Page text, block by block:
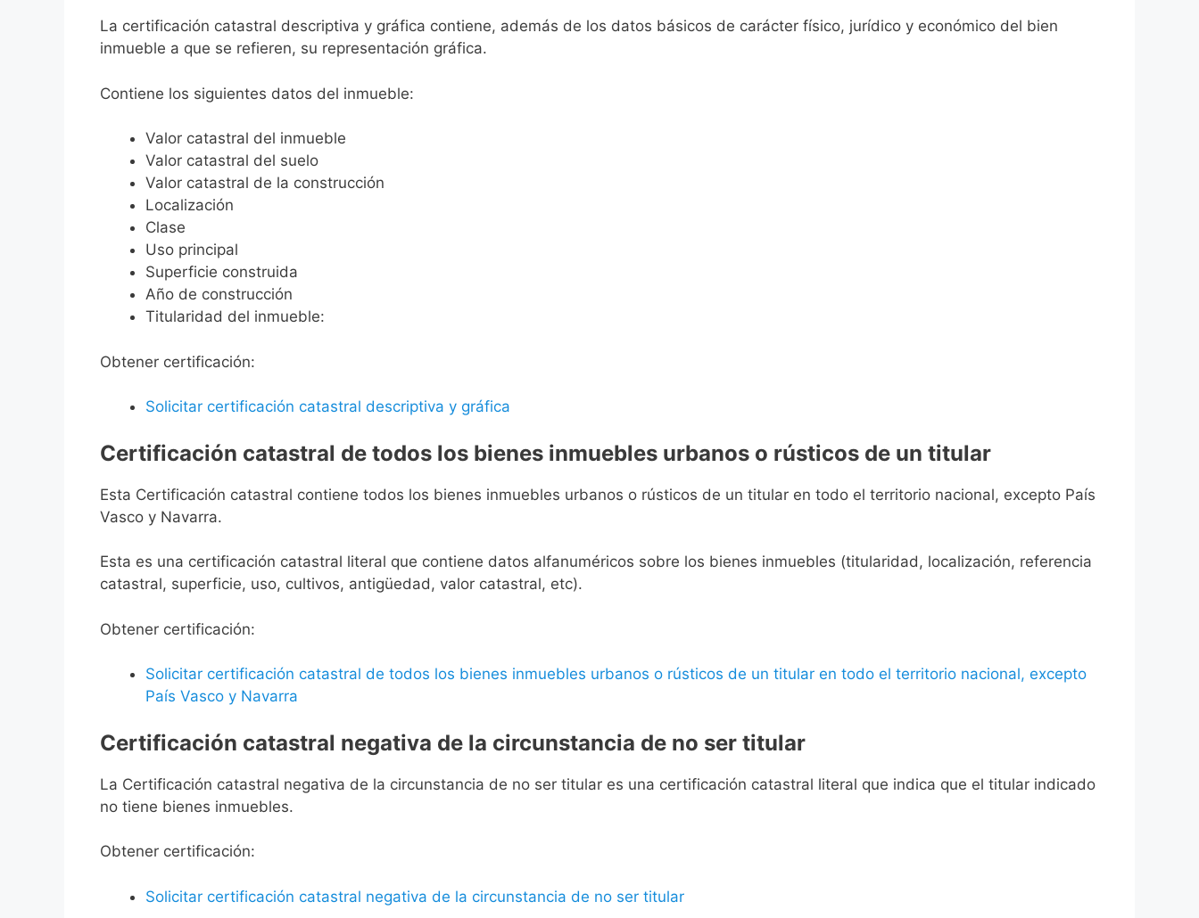
La certificación catastral descriptiva y gráfica contiene, además de los datos básicos de carácter físico, jurídico y económico del bien
inmueble a que se refieren, su representación gráfica.
Contiene los siguientes datos del inmueble:
Valor catastral del inmueble
Valor catastral del suelo
Valor catastral de la construcción
Localización
Clase
Uso principal
Superficie construida
Año de construcción
Titularidad del inmueble:
Obtener certificación:
Solicitar certificación catastral descriptiva y gráfica
Certificación catastral de todos los bienes inmuebles urbanos o rústicos de un titular
Esta Certificación catastral contiene todos los bienes inmuebles urbanos o rústicos de un titular en todo el territorio nacional, excepto País
Vasco y Navarra.
Esta es una certificación catastral literal que contiene datos alfanuméricos sobre los bienes inmuebles (titularidad, localización, referencia
catastral, superficie, uso, cultivos, antigüedad, valor catastral, etc).
Obtener certificación:
Solicitar certificación catastral de todos los bienes inmuebles urbanos o rústicos de un titular en todo el territorio nacional, excepto
País Vasco y Navarra
Certificación catastral negativa de la circunstancia de no ser titular
La Certificación catastral negativa de la circunstancia de no ser titular es una certificación catastral literal que indica que el titular indicado
no tiene bienes inmuebles.
Obtener certificación:
Solicitar certificación catastral negativa de la circunstancia de no ser titular